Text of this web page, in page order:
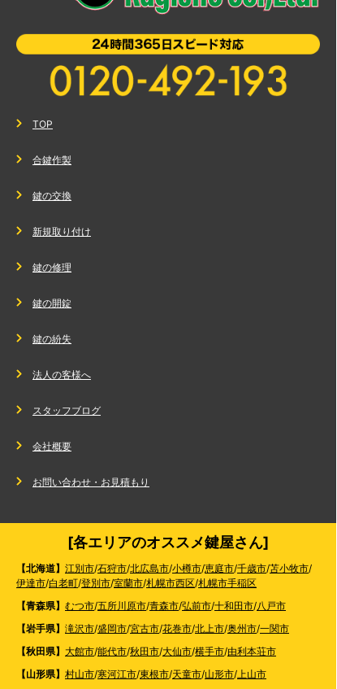
TOP
合鍵作製
鍵の交換
新規取り付け
鍵の修理
鍵の開錠
鍵の紛失
法人の客様へ
スタッフブログ
会社概要
お問い合わせ・お見積もり
[各エリアのオススメ鍵屋さん]
【北海道】 江別市/石狩市/北広島市/小樽市/恵庭市/千歳市/苫小牧市/
伊達市/白老町/登別市/室蘭市/札幌市西区/札幌市手稲区
【青森県】 むつ市/五所川原市/青森市/弘前市/十和田市/八戸市
【岩手県】 滝沢市/盛岡市/宮古市/花巻市/北上市/奥州市/一関市
【秋田県】 大館市/能代市/秋田市/大仙市/横手市/由利本荘市
【山形県】 村山市/寒河江市/東根市/天童市/山形市/上山市